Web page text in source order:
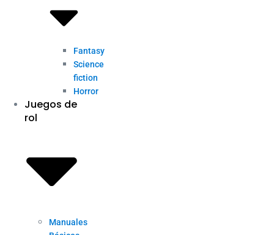
Fantasy
Science
fiction
Horror
Juegos de
rol
Manuales